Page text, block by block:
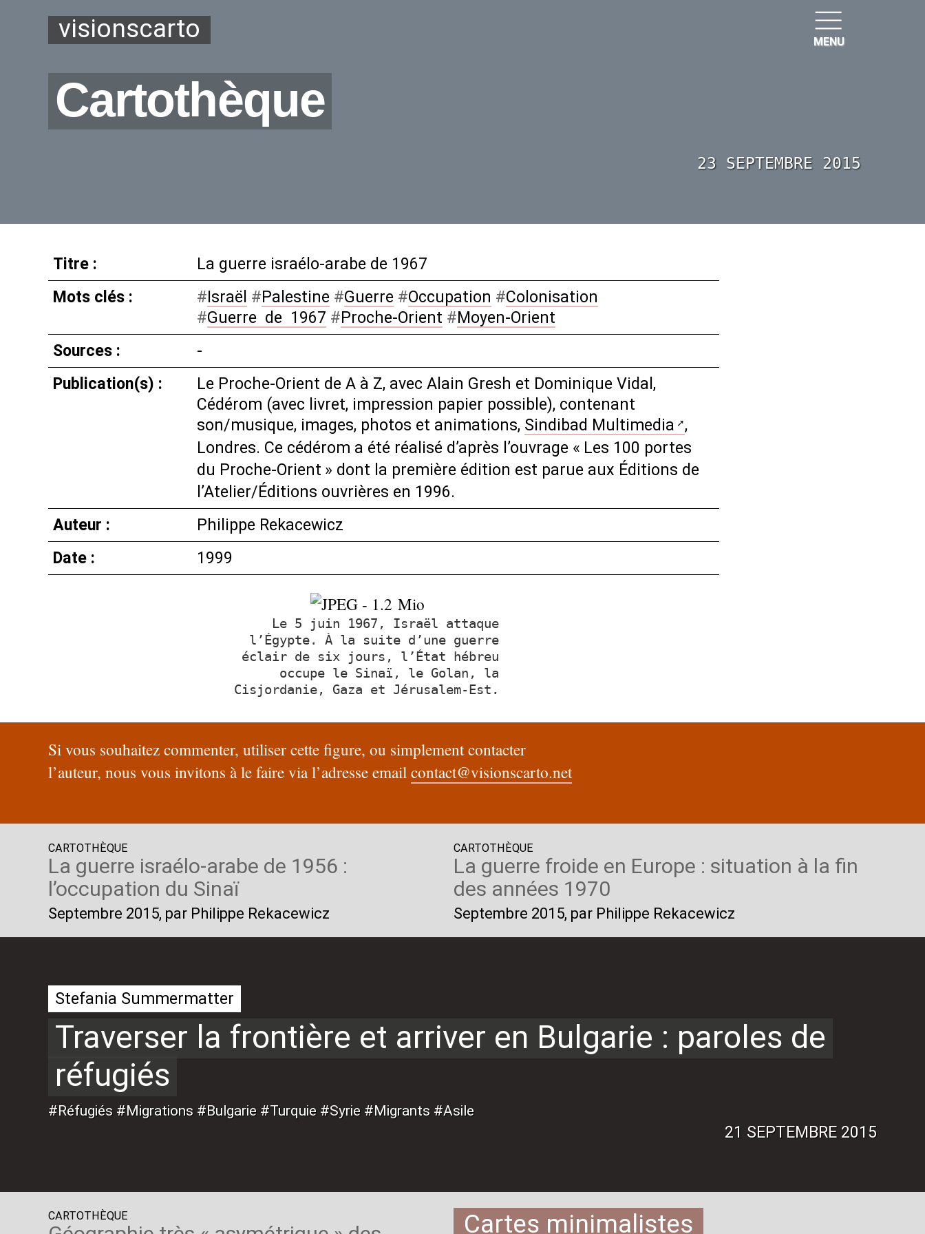
visionscarto MENU
Cartothèque
23 SEPTEMBRE 2015
Titre :
La guerre israélo-arabe de 1967
Mots clés :
#Israël #Palestine #Guerre #Occupation #Colonisation
#Guerre de 1967 #Proche-Orient #Moyen-Orient
Sources :
-
Publication(s) :
Le Proche-Orient de A à Z, avec Alain Gresh et Dominique Vidal,
Cédérom (avec livret, impression papier possible), contenant
son/musique, images, photos et animations, Sindibad Multimedia
,
Londres. Ce cédérom a été réalisé d’après l’ouvrage « Les 100 portes
du Proche-Orient » dont la première édition est parue aux Éditions de
l’Atelier/Éditions ouvrières en 1996.
Auteur :
Philippe Rekacewicz
Date :
1999
Le 5 juin 1967, Israël attaque
l’Égypte. À la suite d’une guerre
éclair de six jours, l’État hébreu
occupe le Sinaï, le Golan, la
Cisjordanie, Gaza et Jérusalem-Est.
Si vous souhaitez commenter, utiliser cette figure, ou simplement contacter
l’auteur, nous vous invitons à le faire via l’adresse emailcontact@visionscarto.net
CARTOTHÈQUE
La guerre israélo-arabe de 1956 :
l’occupation du Sinaï
Septembre 2015, par Philippe Rekacewicz
CARTOTHÈQUE
La guerre froide en Europe : situation à la fin
des années 1970
Septembre 2015, par Philippe Rekacewicz
Stefania Summermatter
Traverser la frontière et arriver en Bulgarie : paroles de
réfugiés
#Réfugiés #Migrations #Bulgarie #Turquie #Syrie #Migrants #Asile
21 SEPTEMBRE 2015
CARTOTHÈQUE Cartes minimalistes